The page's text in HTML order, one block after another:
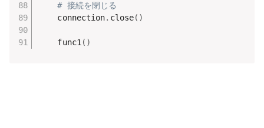
# 接続を閉じる
    connection
. close( )
    func1
( )